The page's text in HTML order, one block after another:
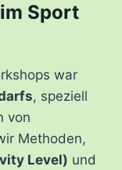
Sport
war
, speziell
von
Methoden,
Level) und